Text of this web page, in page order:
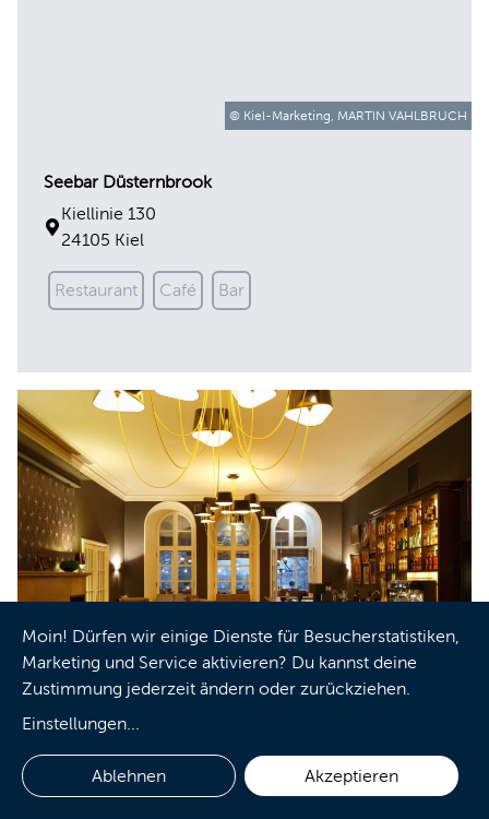
© Kiel-Marketing, MARTIN VAHLBRUCH
Seebar Düsternbrook
Kiellinie 130
24105 Kiel
Restaurant Café Bar
© Romantik Hotel Kieler Kaufmann, Jan-Michael Böckmann
Soll & Haben Bar
Niemannsweg 102
24105 Kiel
Moin! Dürfen wir einige Dienste für Besucherstatistiken,
Marketing und Service aktivieren? Du kannst deine
Zustimmung jederzeit ändern oder zurückziehen.
Einstellungen
Ablehnen Akzeptieren